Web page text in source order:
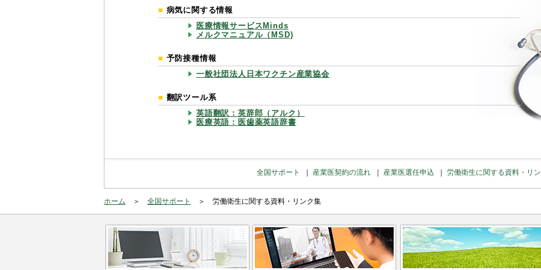
病気に関する情報
医療情報サービスMinds
メルクマニュアル（MSD)
予防接種情報
一般社団法人日本ワクチン産業協会
翻訳ツール系
英語翻訳：英辞郎（アルク）
医療英語：医歯薬英語辞書
全国サポート 産業医契約の流れ 産業医選任申込 労働衛生に関する資料・リ
ホーム 全国サポート 労働衛生に関する資料・リンク集